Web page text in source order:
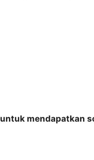
mendapatkan